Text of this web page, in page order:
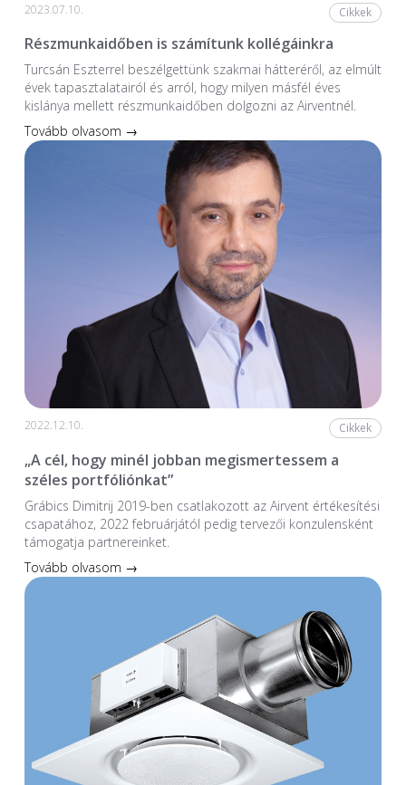
2023.07.10. Cikkek
Részmunkaidőben is számítunk kollégáinkra
Turcsán Eszterrel beszélgettünk szakmai hátteréről, az elmúlt
évek tapasztalatairól és arról, hogy milyen másfél éves
kislánya mellett részmunkaidőben dolgozni az Airventnél.
Tovább olvasom →
2022.12.10. Cikkek
„A cél, hogy minél jobban megismertessem a
széles portfóliónkat”
Grábics Dimitrij 2019-ben csatlakozott az Airvent értékesítési
csapatához, 2022 februárjától pedig tervezői konzulensként
támogatja partnereinket.
Tovább olvasom →